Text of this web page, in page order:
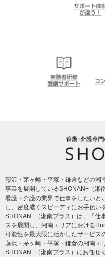
う！
講者サポート タン
藤沢・茅ヶ崎・平塚・鎌倉などの湘
事業を展開しているSHONAN+（湘
看護・介護の業界で仕事をしたいと
し、密度濃くスピーディにお手伝い
SHONAN+（湘南プラス）は、「仕
スを展開し、湘南エリアにおける
可能性を最大限に活かしたサービス
藤沢・茅ヶ崎・平塚・鎌倉の湘南エ
SHONAN+（湘南プラス）にお任せ